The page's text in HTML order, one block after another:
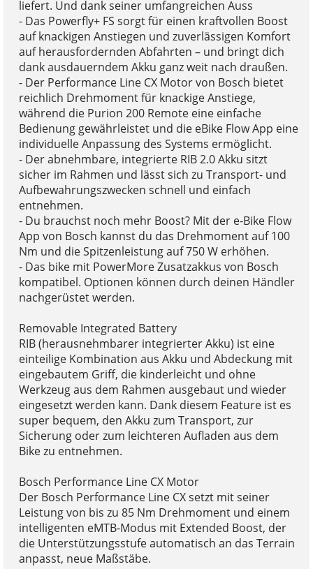
liefert. Und dank seiner umfangreichen Auss
- Das Powerfly+ FS sorgt für einen kraftvollen Boost
auf knackigen Anstiegen und zuverlässigen Komfort
auf herausfordernden Abfahrten – und bringt dich
dank ausdauerndem Akku ganz weit nach draußen.
- Der Performance Line CX Motor von Bosch bietet
reichlich Drehmoment für knackige Anstiege,
während die Purion 200 Remote eine einfache
Bedienung gewährleistet und die eBike Flow App eine
individuelle Anpassung des Systems ermöglicht.
- Der abnehmbare, integrierte RIB 2.0 Akku sitzt
sicher im Rahmen und lässt sich zu Transport- und
Aufbewahrungszwecken schnell und einfach
entnehmen.
- Du brauchst noch mehr Boost? Mit der e-Bike Flow
App von Bosch kannst du das Drehmoment auf 100
Nm und die Spitzenleistung auf 750 W erhöhen.
- Das bike mit PowerMore Zusatzakkus von Bosch
kompatibel. Optionen können durch deinen Händler
nachgerüstet werden.
Removable Integrated Battery
RIB (herausnehmbarer integrierter Akku) ist eine
einteilige Kombination aus Akku und Abdeckung mit
eingebautem Griff, die kinderleicht und ohne
Werkzeug aus dem Rahmen ausgebaut und wieder
eingesetzt werden kann. Dank diesem Feature ist es
super bequem, den Akku zum Transport, zur
Sicherung oder zum leichteren Aufladen aus dem
Bike zu entnehmen.
Bosch Performance Line CX Motor
Der Bosch Performance Line CX setzt mit seiner
Leistung von bis zu 85 Nm Drehmoment und einem
intelligenten eMTB-Modus mit Extended Boost, der
die Unterstützungsstufe automatisch an das Terrain
anpasst, neue Maßstäbe.